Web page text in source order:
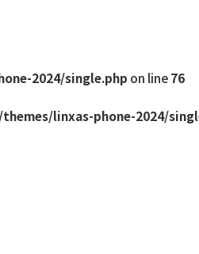
2024/single.php on line76
linxas-phone-2024/